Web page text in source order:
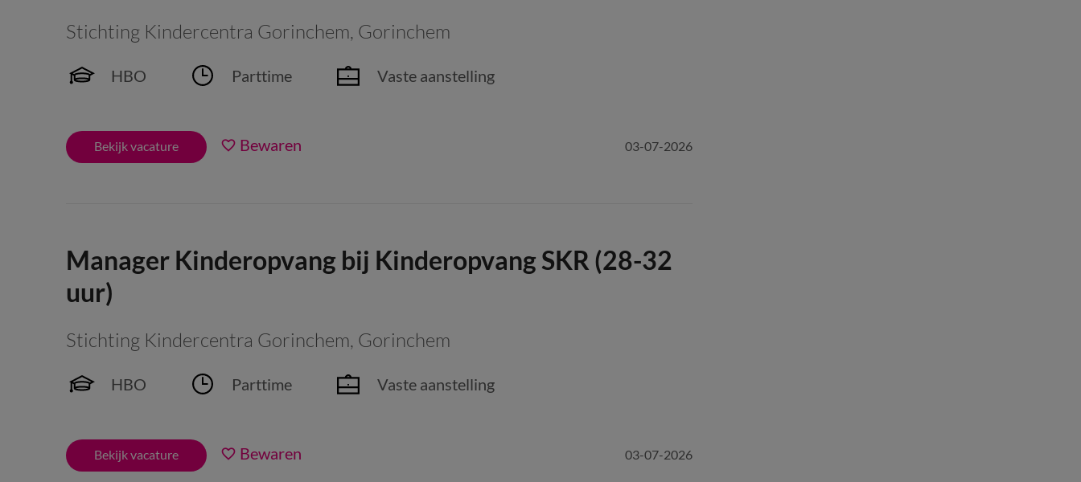
Stichting Kindercentra Gorinchem, Gorinchem
HBO Parttime Vaste aanstelling
Bekijk vacature Bewaren 03-07-2026
Manager Kinderopvang bij Kinderopvang SKR (28-32
uur)
Stichting Kindercentra Gorinchem, Gorinchem
HBO Parttime Vaste aanstelling
Bekijk vacature Bewaren 03-07-2026